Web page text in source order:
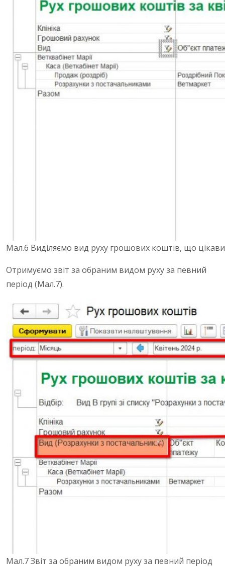
Мал.6 Виділяємо вид руху грошових коштів, що
Отримуємо звіт за обраним видом руху за певний
період (Мал.7).
Мал.7 Звіт за обраним видом руху за певний період